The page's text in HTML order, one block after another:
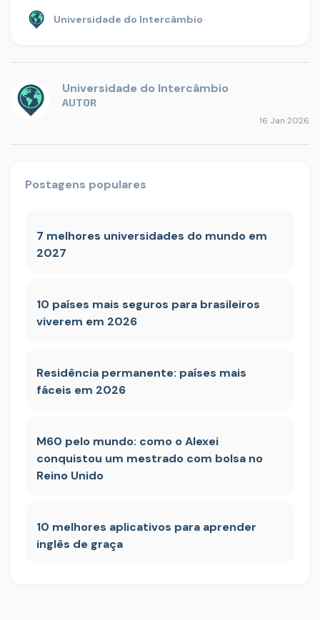
Universidade do Intercâmbio
Universidade do Intercâmbio
AUTOR
16 Jan 2026
Postagens populares
7 melhores universidades do mundo em
2027
10 países mais seguros para brasileiros
viverem em 2026
Residência permanente: países mais
fáceis em 2026
M60 pelo mundo: como o Alexei
conquistou um mestrado com bolsa no
Reino Unido
10 melhores aplicativos para aprender
inglês de graça